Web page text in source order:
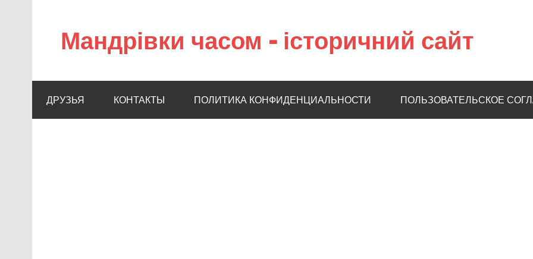
Мандрівки часом – історичний сайт
ДРУЗЬЯ КОНТАКТЫ ПОЛИТИКА КОНФИДЕНЦИАЛЬНОСТИ ПОЛЬЗОВАТЕЛЬСКОЕ